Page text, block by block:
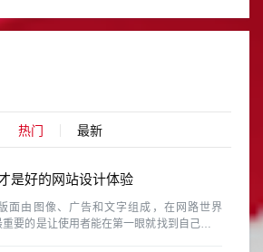
热门 最新
是好的网站设计体验
面由图像、广告和文字组成，在网路世界
重要的是让使用者能在第一眼就找到自己需要